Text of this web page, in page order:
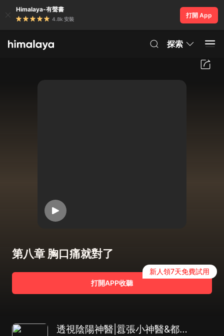
Himalaya-有聲書
4.8k 安裝
打開 App
探索
第八章 胸口痛就對了
打開APP收聽
新人領7天免費試用
透視陰陽神醫|囂張小神醫&都市之王|AI電子書